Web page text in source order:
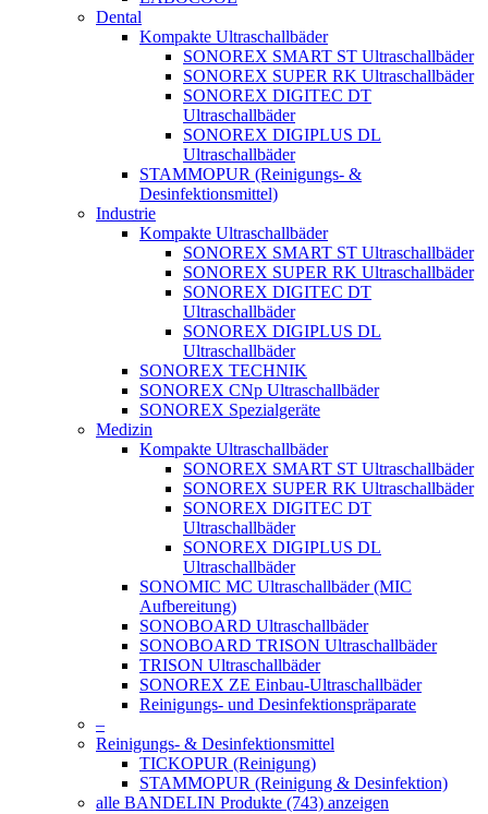
Dental
Kompakte Ultraschallbäder
SONOREX SMART ST Ultraschallbäder
SONOREX SUPER RK Ultraschallbäder
SONOREX DIGITEC DT
Ultraschallbäder
SONOREX DIGIPLUS DL
Ultraschallbäder
STAMMOPUR (Reinigungs- &
Desinfektionsmittel)
Industrie
Kompakte Ultraschallbäder
SONOREX SMART ST Ultraschallbäder
SONOREX SUPER RK Ultraschallbäder
SONOREX DIGITEC DT
Ultraschallbäder
SONOREX DIGIPLUS DL
Ultraschallbäder
SONOREX TECHNIK
SONOREX CNp Ultraschallbäder
SONOREX Spezialgeräte
Medizin
Kompakte Ultraschallbäder
SONOREX SMART ST Ultraschallbäder
SONOREX SUPER RK Ultraschallbäder
SONOREX DIGITEC DT
Ultraschallbäder
SONOREX DIGIPLUS DL
Ultraschallbäder
SONOMIC MC Ultraschallbäder (MIC
Aufbereitung)
SONOBOARD Ultraschallbäder
SONOBOARD TRISON Ultraschallbäder
TRISON Ultraschallbäder
SONOREX ZE Einbau-Ultraschallbäder
Reinigungs- und Desinfektionspräparate
–
Reinigungs- & Desinfektionsmittel
TICKOPUR (Reinigung)
STAMMOPUR (Reinigung & Desinfektion)
alle BANDELIN Produkte (743) anzeigen